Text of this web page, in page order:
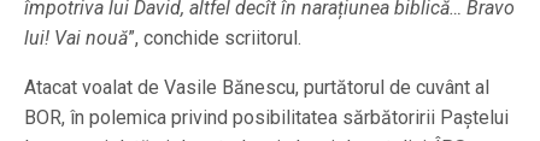
împotriva lui David, altfel decît în narațiunea biblică… Bravo
lui! Vai nouă”, conchide scriitorul.
Atacat voalat de Vasile Bănescu, purtătorul de cuvânt al
BOR, în polemica privind posibilitatea sărbătoririi Paștelui